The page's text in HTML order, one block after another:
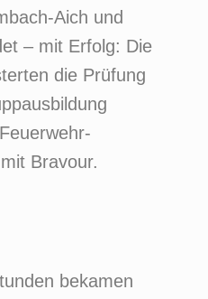
Aich und
– mit Erfolg: Die
die Prüfung
Bravour.
bekamen